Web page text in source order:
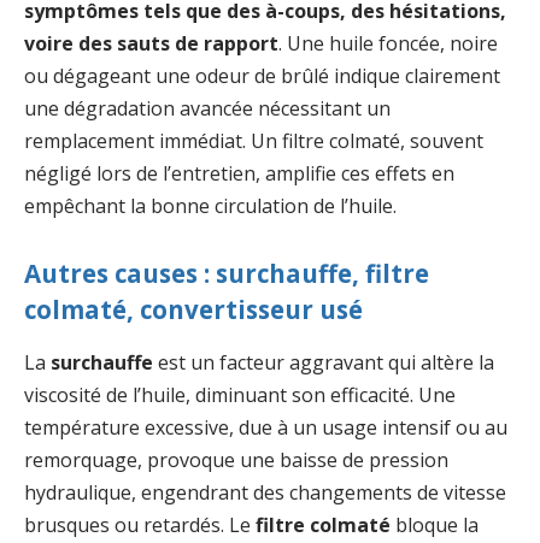
symptômes tels que des à-coups, des hésitations,
voire des sauts de rapport. Une huile foncée, noire
ou dégageant une odeur de brûlé indique clairement
une dégradation avancée nécessitant un
remplacement immédiat. Un filtre colmaté, souvent
négligé lors de l’entretien, amplifie ces effets en
empêchant la bonne circulation de l’huile.
Autres causes : surchauffe, filtre
colmaté, convertisseur usé
La surchauffe est un facteur aggravant qui altère la
viscosité de l’huile, diminuant son efficacité. Une
température excessive, due à un usage intensif ou au
remorquage, provoque une baisse de pression
hydraulique, engendrant des changements de vitesse
brusques ou retardés. Le filtre colmaté bloque la